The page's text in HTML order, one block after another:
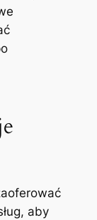
aby